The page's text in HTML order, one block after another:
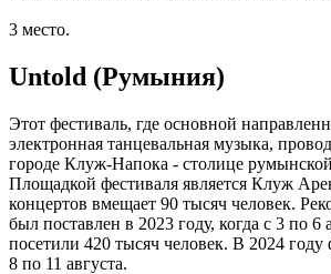
3 место.
Untold (Румыния)
Этот фестиваль, где основной
электронная танцевальная музыка,
городе Клуж-Напока - столице
Площадкой фестиваля является Клуж
концертов вмещает 90 тысяч человек.
был поставлен в 2023 году, когда с 3 по 6
посетили 420 тысяч человек. В 2024 году
8 по 11 августа.